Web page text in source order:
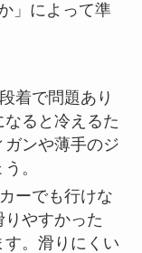
」によって準
着で問題あり
ると冷えるた
ンや薄手のジ
。
ーでも行けな
りやすかった
す。滑りにくい